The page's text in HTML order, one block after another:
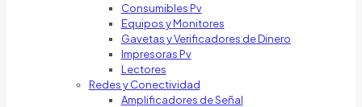
Consumibles Pv
Equipos y Monitores
Gavetas y Verificadores de Dinero
Impresoras Pv
Lectores
Redes y Conectividad
Amplificadores de Señal